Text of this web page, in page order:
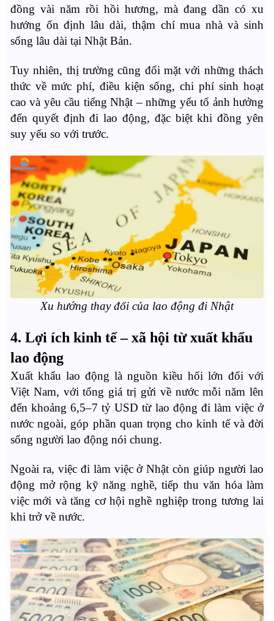
đồng vài năm rồi hồi hương, mà đang dần có xu
hướng ổn định lâu dài, thậm chí mua nhà và sinh
sống lâu dài tại Nhật Bản.
Tuy nhiên, thị trường cũng đối mặt với những thách
thức về mức phí, điều kiện sống, chi phí sinh hoạt
cao và yêu cầu tiếng Nhật – những yếu tố ảnh hưởng
đến quyết định đi lao động, đặc biệt khi đồng yên
suy yếu so với trước.
Xu hướng thay đổi của lao động đi Nhật
4. Lợi ích kinh tế – xã hội từ xuất khẩu
lao động
Xuất khẩu lao động là nguồn kiều hối lớn đối với
Việt Nam, với tổng giá trị gửi về nước mỗi năm lên
đến khoảng 6,5–7 tỷ USD từ lao động đi làm việc ở
nước ngoài, góp phần quan trọng cho kinh tế và đời
sống người lao động nói chung.
Ngoài ra, việc đi làm việc ở Nhật còn giúp người lao
động mở rộng kỹ năng nghề, tiếp thu văn hóa làm
việc mới và tăng cơ hội nghề nghiệp trong tương lai
khi trở về nước.